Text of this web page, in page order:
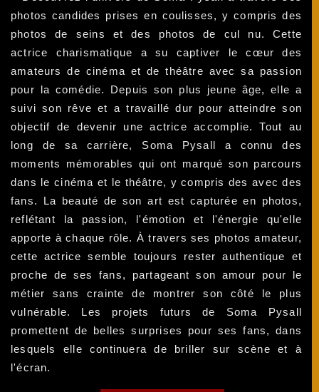
photos candides prises en coulisses, y compris des
photos de seins et des photos de cul nu. Cette
actrice charismatique a su captiver le cœur des
amateurs de cinéma et de théâtre avec sa passion
pour la comédie. Depuis son plus jeune âge, elle a
suivi son rêve et a travaillé dur pour atteindre son
objectif de devenir une actrice accomplie. Tout au
long de sa carrière, Soma Pysall a connu des
moments mémorables qui ont marqué son parcours
dans le cinéma et le théâtre, y compris des avec des
fans. La beauté de son art est capturée en photos,
reflétant la passion, l'émotion et l'énergie qu'elle
apporte à chaque rôle. À travers ses photos amateur,
cette actrice semble toujours rester authentique et
proche de ses fans, partageant son amour pour le
métier sans crainte de montrer son côté le plus
vulnérable. Les projets futurs de Soma Pysall
promettent de belles surprises pour ses fans, dans
lesquels elle continuera de briller sur scène et à
l'écran.